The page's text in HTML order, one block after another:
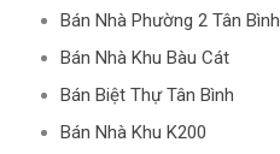
Bán Nhà Phường 2 Tân Bình
Bán Nhà Khu Bàu Cát
Bán Biệt Thự Tân Bình
Bán Nhà Khu K200